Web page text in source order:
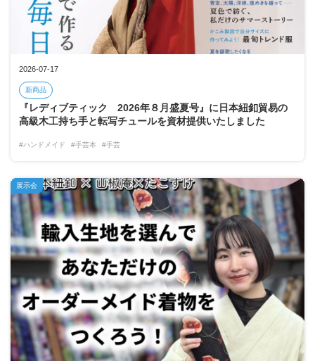
2026-07-17
新商品
『レディブティック 2026年８月盛夏号』に日本紐釦貿易の
高級木工持ち手と転写チュールを資材提供いたしました
#ハンドメイド #手芸本 #手芸
展示会